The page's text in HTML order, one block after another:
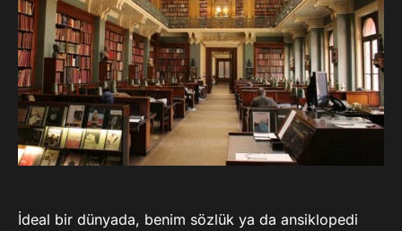
İdeal bir dünyada, benim sözlük ya da ansiklopedi